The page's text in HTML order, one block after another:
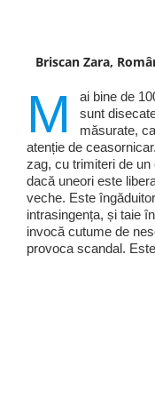
Briscan Zara,
M
ai bine de
sunt
măsurate,
atenție de
zag, cu trimiteri de
dacă uneori este
veche. Este
intrasingența, și taie
invocă cutume de
provoca scandal.